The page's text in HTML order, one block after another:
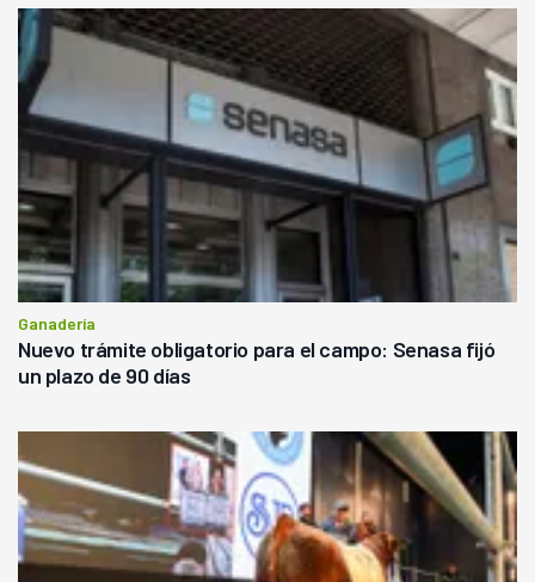
Ganadería
Nuevo trámite obligatorio para el campo: Senasa fijó
un plazo de 90 días